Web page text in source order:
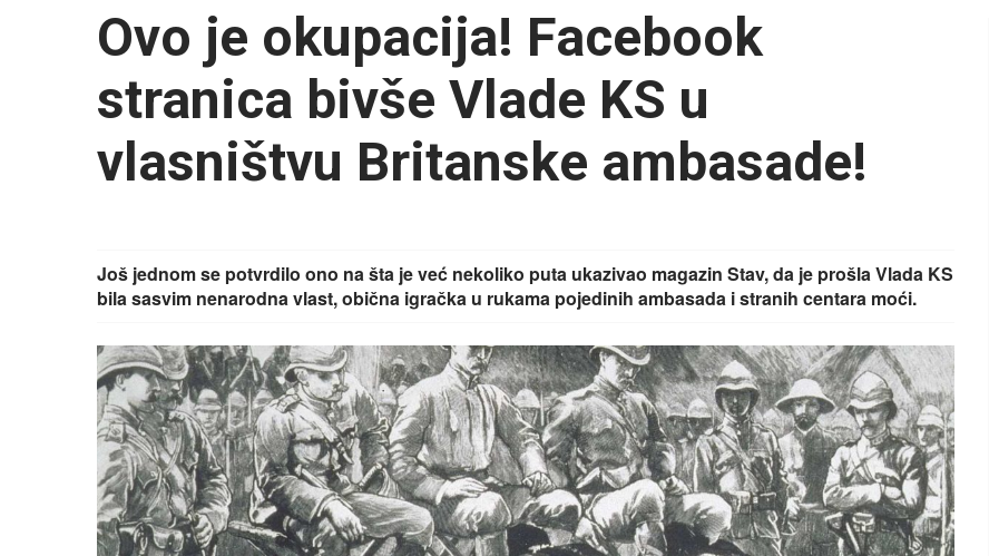
Ovo je okupacija! Facebook
stranica bivše Vlade KS u
vlasništvu Britanske ambasade!
Još jednom se potvrdilo ono na šta je već nekoliko puta ukazivao magazin Stav, da je prošla Vlada KS
bila sasvim nenarodna vlast, obična igračka u rukama pojedinih ambasada i stranih centara moći.